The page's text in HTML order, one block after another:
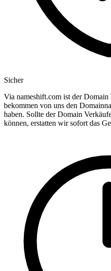
Sicher
Via nameshift.com ist der
bekommen von uns den
haben. Sollte der Domain
können, erstatten wir sofort das